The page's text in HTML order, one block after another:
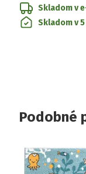
Skladom v
Skladom v
Podobné